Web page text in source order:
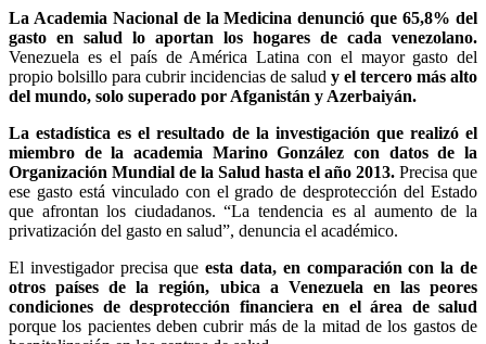
La Academia Nacional de la Medicina denunció que 65,8% del
gasto en salud lo aportan los hogares de cada venezolano.
Venezuela es el país de América Latina con el mayor gasto del
propio bolsillo para cubrir incidencias de salud y el tercero más alto
del mundo, solo superado por Afganistán y Azerbaiyán.
La estadística es el resultado de la investigación que realizó el
miembro de la academia Marino González con datos de la
Organización Mundial de la Salud hasta el año 2013. Precisa que
ese gasto está vinculado con el grado de desprotección del Estado
que afrontan los ciudadanos. “La tendencia es al aumento de la
privatización del gasto en salud”, denuncia el académico.
El investigador precisa que esta data, en comparación con la de
otros países de la región, ubica a Venezuela en las peores
condiciones de desprotección financiera en el área de salud
porque los pacientes deben cubrir más de la mitad de los gastos de